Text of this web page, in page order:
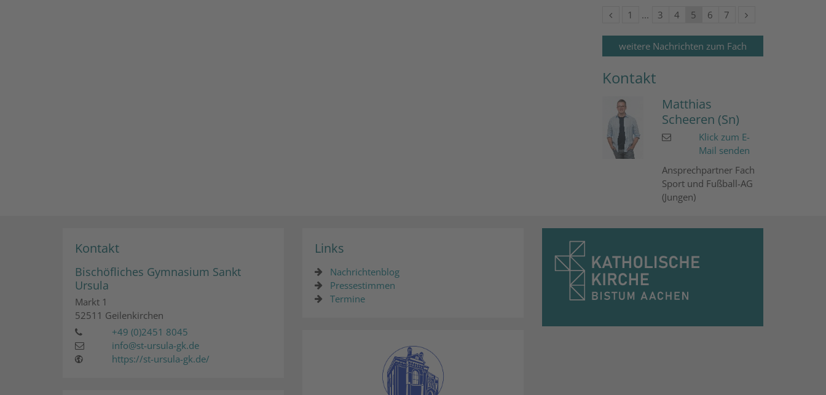
Vorherige Seite
Erste Seite
1 3 4 5 6 7 Nächste Seite
weitere Nachrichten zum Fach
Kontakt
Matthias
Scheeren (Sn)
Klick zum E-
Mail senden
Ansprechpartner Fach
Sport und Fußball-AG
(Jungen)
Kontakt
Bischöfliches Gymnasium Sankt
Ursula
Markt 1
52511 Geilenkirchen
+49 (0)2451 8045
info@st-ursula-gk.de
https://st-ursula-gk.de/
Links
Nachrichtenblog
Pressestimmen
Termine